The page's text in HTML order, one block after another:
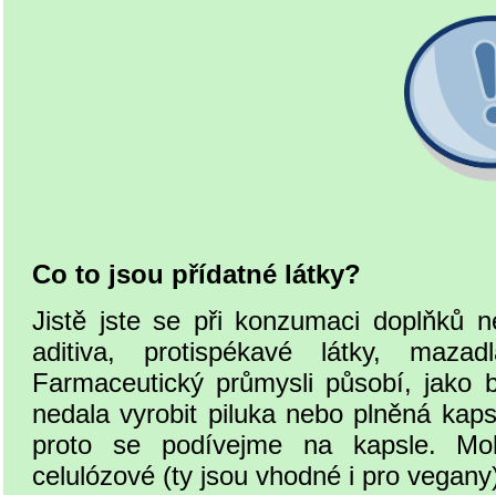
Co to jsou přídatné látky?
Jistě jste se při konzumaci doplňků
aditiva, protispékavé látky,
Farmaceutický průmysli působí, jako
nedala vyrobit piluka nebo plněná
proto se podívejme na kapsle.
celulózové (ty jsou vhodné i pro